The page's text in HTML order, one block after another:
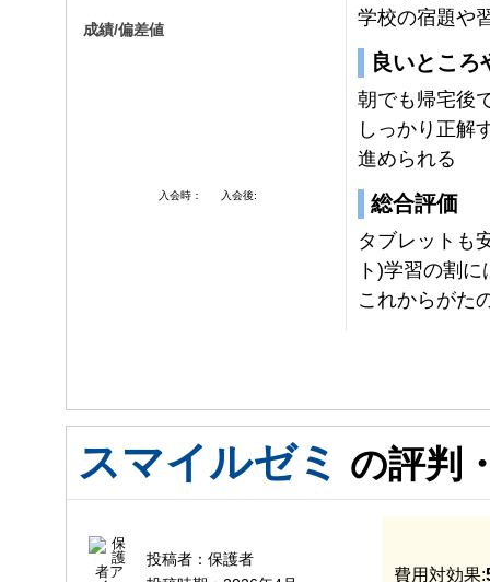
成績/偏差値
入会時： 入会後:
学校の宿題や
良いところ
朝でも帰宅後
しっかり正解
進められる
総合評価
タブレットも
ト)学習の割
これからがた
スマイルゼミ の評判
投稿者： 保護者
費用対効果: